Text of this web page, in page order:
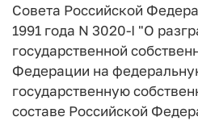
Совета Российской
1991 года N 3020-I "О
государственной
Федерации на
государственную
составе Российской